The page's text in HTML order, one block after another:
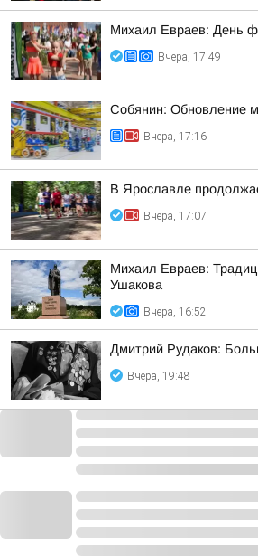
Михаил Евраев: День
Вчера, 17:49
Собянин: Обновление
Вчера, 17:16
В Ярославле
Вчера, 17:07
Михаил Евраев:
Ушакова
Вчера, 16:52
Дмитрий Рудаков:
Вчера, 19:48